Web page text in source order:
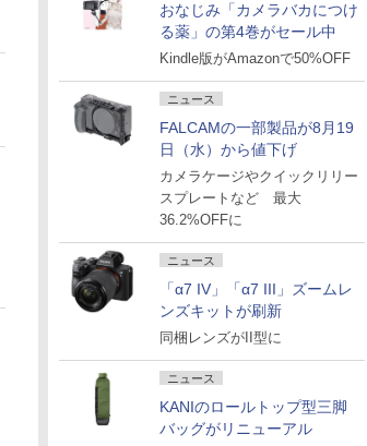
おなじみ「カメラバカにつけ
る薬」の第4巻がセール中
Kindle版がAmazonで50%OFF
ニュース
FALCAMの一部製品が8月19
日（水）から値下げ
カメラケージやクイックリリー
スプレートなど 最大
36.2%OFFに
ニュース
「α7 IV」「α7 III」ズームレ
ンズキットが刷新
同梱レンズがII型に
ニュース
KANIのロールトップ型三脚
バッグがリニューアル